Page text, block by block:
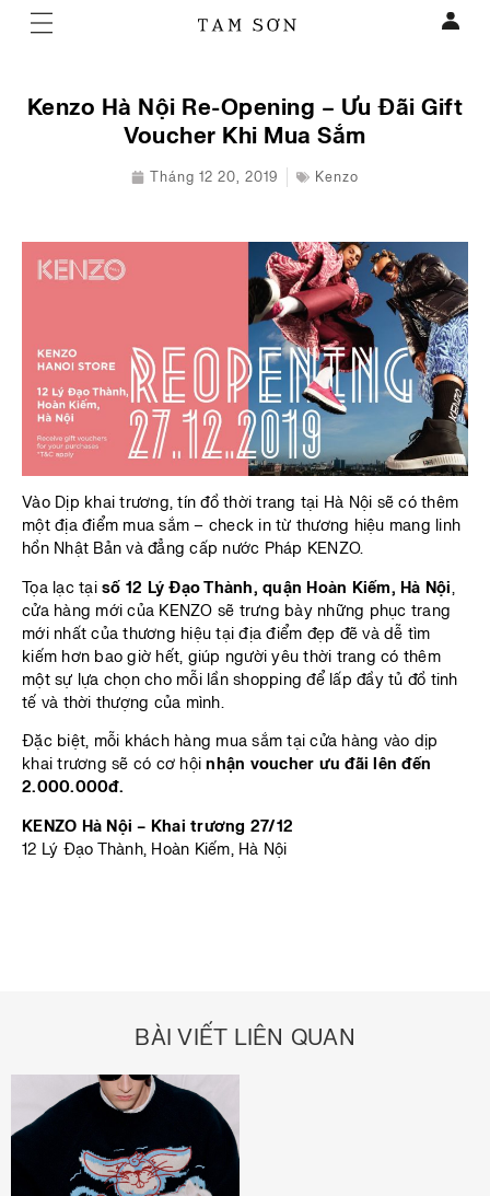
Kenzo Hà Nội Re-Opening – Ưu Đãi Gift
Voucher Khi Mua Sắm
Tháng 12 20, 2019 Kenzo
Vào Dịp khai trương, tín đồ thời trang tại Hà Nội sẽ có thêm
một địa điểm mua sắm – check in từ thương hiệu mang linh
hồn Nhật Bản và đẳng cấp nước Pháp KENZO.
Tọa lạc tại số 12 Lý Đạo Thành, quận Hoàn Kiếm, Hà Nội,
cửa hàng mới của KENZO sẽ trưng bày những phục trang
mới nhất của thương hiệu tại địa điểm đẹp đẽ và dễ tìm
kiếm hơn bao giờ hết, giúp người yêu thời trang có thêm
một sự lựa chọn cho mỗi lần shopping để lấp đầy tủ đồ tinh
tế và thời thượng của mình.
Đặc biệt, mỗi khách hàng mua sắm tại cửa hàng vào dịp
khai trương sẽ có cơ hộinhận voucher ưu đãi lên đến
2.000.000đ.
KENZO Hà Nội – Khai trương 27/12
12 Lý Đạo Thành, Hoàn Kiếm, Hà Nội
BÀI VIẾT LIÊN QUAN